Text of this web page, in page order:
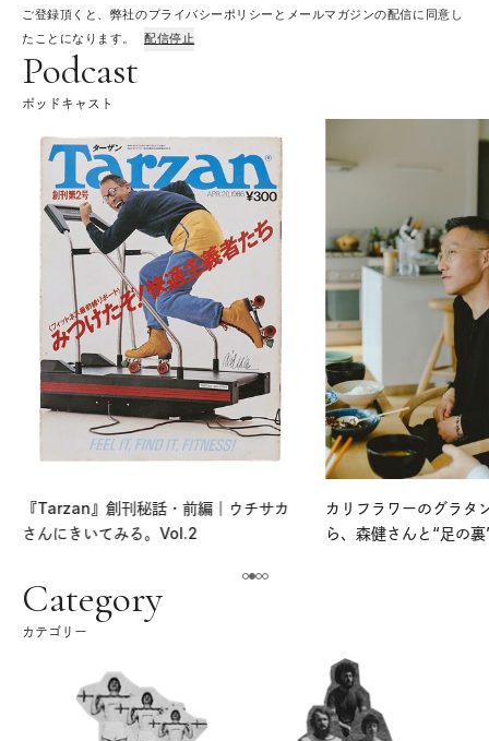
ご登録頂くと、弊社のプライバシーポリシーとメールマガジンの配信に同意し
たことになります。
配信停止
Podcast
ポッドキャスト
『Tarzan』創刊秘話・前編｜ウチサカ
さんにきいてみる。Vol.2
カリフラワーのグラタ
ら、森健さんと“足の
Category
カテゴリー